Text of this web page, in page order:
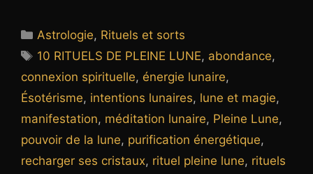
Catégories
Astrologie, Rituels et sorts
Étiquettes
10 RITUELS DE PLEINE LUNE, abondance,
connexion spirituelle, énergie lunaire,
Ésotérisme, intentions lunaires, lune et magie,
manifestation, méditation lunaire, Pleine Lune,
pouvoir de la lune, purification énergétique,
recharger ses cristaux, rituel pleine lune, rituels